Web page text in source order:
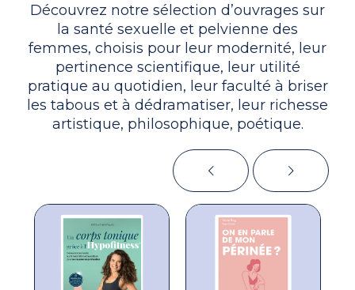
Découvrez notre sélection d’ouvrages sur
la santé sexuelle et pelvienne des
femmes, choisis pour leur modernité, leur
pertinence scientifique, leur utilité
pratique au quotidien, leur faculté à briser
les tabous et à dédramatiser, leur richesse
artistique, philosophique, poétique.